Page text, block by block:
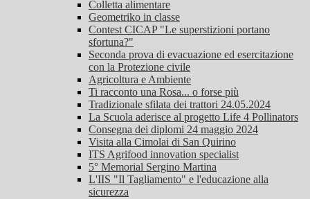
Colletta alimentare
Geometriko in classe
Contest CICAP "Le superstizioni portano
sfortuna?"
Seconda prova di evacuazione ed esercitazione
con la Protezione civile
Agricoltura e Ambiente
Ti racconto una Rosa... o forse più
Tradizionale sfilata dei trattori 24.05.2024
La Scuola aderisce al progetto Life 4 Pollinators
Consegna dei diplomi 24 maggio 2024
Visita alla Cimolai di San Quirino
ITS Agrifood innovation specialist
5° Memorial Sergino Martina
L'IIS "Il Tagliamento" e l'educazione alla
sicurezza